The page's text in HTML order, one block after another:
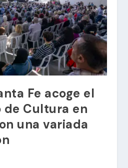
Fe acoge el
de Cultura en
una variada